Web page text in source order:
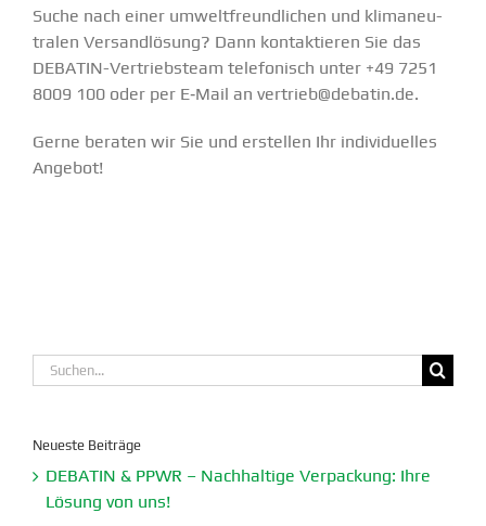
Suche nach einer umwelt­freund­lichen und klima­neu­
tralen Versand­lösung? Dann kontak­tieren Sie das
DEBATIN-Vertriebsteam telefo­nisch unter +49 7251
8009 100 oder per E‑Mail an vertrieb@debatin.de.
Gerne beraten wir Sie und erstellen Ihr indivi­du­elles
Angebot!
Suche
nach:
Neueste Beiträge
DEBATIN & PPWR – Nachhaltige Verpa­ckung: Ihre
Lösung von uns!